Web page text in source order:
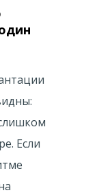
Если